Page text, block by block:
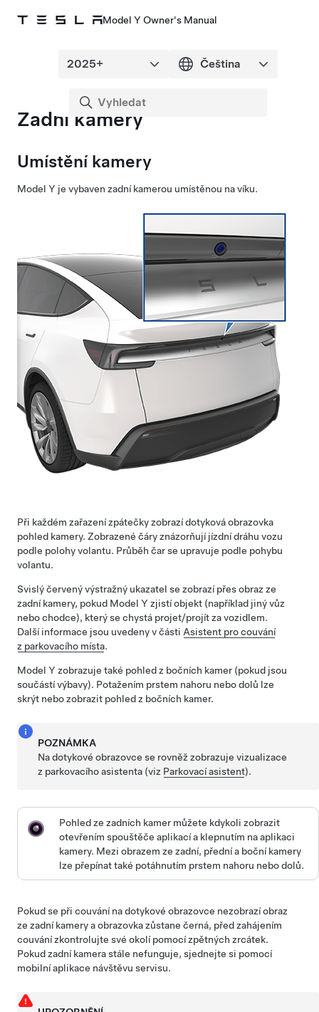
Model Y Owner's Manual
Zadní kamery
Umístění kamery
Model Y je vybaven zadní kamerou umístěnou na víku.
Při každém zařazení zpátečky zobrazí dotyková obrazovka
pohled kamery. Zobrazené čáry znázorňují jízdní dráhu vozu
podle polohyvolantu. Průběh čar se upravuje podle pohybu
volantu.
Svislý červený výstražný ukazatel se zobrazí přes obraz ze
zadní kamery, pokud Model Y zjistí objekt (například jiný vůz
nebo chodce), který se chystá projet/projít za vozidlem.
Další informace jsou uvedeny v části Asistent pro couvání
z parkovacího místa.
Model Y zobrazuje také pohled z bočních kamer (pokud jsou
součástí výbavy). Potažením prstem nahoru nebo dolů lze
skrýt nebo zobrazit pohled z bočních kamer.
POZNÁMKA
Nadotykové obrazovce se rovněž zobrazuje vizualizace
z parkovacího asistenta (viz Parkovací asistent).
Pohled ze zadních kamer můžete kdykoli zobrazit
otevřením spouštěče aplikací a klepnutím na aplikaci
kamery. Mezi obrazem ze zadní, přední a boční kamery
lze přepínat také potáhnutím prstem nahoru nebo dolů.
Pokud se při couvání na dotykové obrazovce nezobrazí obraz
ze zadní kamery a obrazovka zůstane černá, před zahájením
couvání zkontrolujte své okolí pomocí zpětných zrcátek.
Pokud zadní kamera stále nefunguje, sjednejte si pomocí
mobilní aplikace návštěvu servisu.